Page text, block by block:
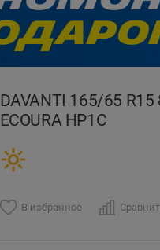
DAVANTI 165/65 R15
ECOURA HP1C
В избранное